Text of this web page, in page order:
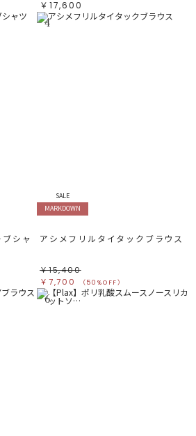
￥17,600
シャ
4
SALE
MARKDOWN
アシメフリルタイタックブラウス
￥15,400
￥7,700
（50%OFF）
6